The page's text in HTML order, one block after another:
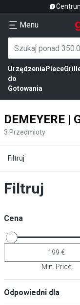
Menu
Urządzenia
do
Gotowania
Piece
DEMEYERE |
3 Przedmioty
Filtruj
Filtruj
Cena
Min. Price
Odpowiedni dla